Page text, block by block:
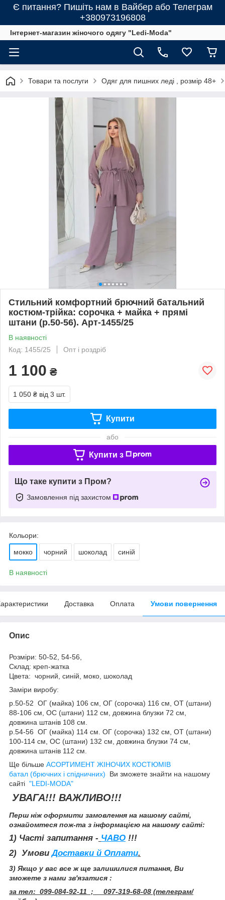
Є питання? Пишіть нам в Вайбер або Телеграм
+380973196808
Інтернет-магазин жіночого одягу "Ledi-Moda"
Товари та послуги Одяг для пишних леді , розмір 48+
Стильний комфортний брючний батальний
костюм-трійка: сорочка + майка + прямі
штани (р.50-56). Арт-1455/25
В наявності
Код: 1455/25
Опт і роздріб
1 100 ₴
1 050 ₴ від 3 шт.
Купити
або
Купити з
Що таке купити з Пром?
Замовлення під захистом
Кольори:
мокко чорний шоколад синій
В наявності
Доставка Оплата Умови повернення
Опис
Розміри: 50-52, 54-56,
Склад: креп-жатка
Цвета: чорний, синій, моко, шоколад
Заміри виробу:
р.50-52 ОГ (майка) 106 см, ОГ (сорочка) 116 см, ОТ (штани)
88-106 см, ОС (штани) 112 см, довжина блузки 72 см,
довжина штанів 108 см.
р.54-56 ОГ (майка) 114 см. ОГ (сорочка) 132 см, ОТ (штани)
100-114 см, ОС (штани) 132 см, довжина блузки 74 см,
довжина штанів 112 см.
Ще більше АСОРТИМЕНТ ЖІНОЧИХ КОСТЮМІВ
батал (брючних і спідничних) Ви зможете знайти на нашому
сайті "LEDI-MODA"
УВАГА!!! ВАЖЛИВО!!!
Перш ніж оформити замовлення на нашому сайті,
ознайомтеся пож-та з інформацією на нашому сайті:
1) Часті запитання - ЧАВО !!!
2) УмовиДоставки й Оплати.
3) Якщо у вас все ж ще залишилися питання, Ви
зможете з нами зв'язатися :
за тел: 099-084-92-11 ; 097-319-68-08 (телеграм/